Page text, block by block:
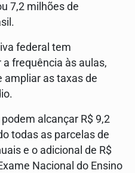
7,2 milhões de
federal tem
frequência às aulas,
ampliar as taxas de
alcançar R$ 9,2
todas as parcelas de
e o adicional de R$
Nacional do Ensino